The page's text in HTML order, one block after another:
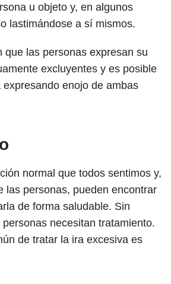
u objeto y, en algunos
lastimándose a sí mismos.
que las personas expresan su
excluyentes y es posible
enojo de ambas
normal que todos sentimos y,
las personas, pueden encontrar
de forma saludable. Sin
necesitan tratamiento.
de tratar la ira excesiva es